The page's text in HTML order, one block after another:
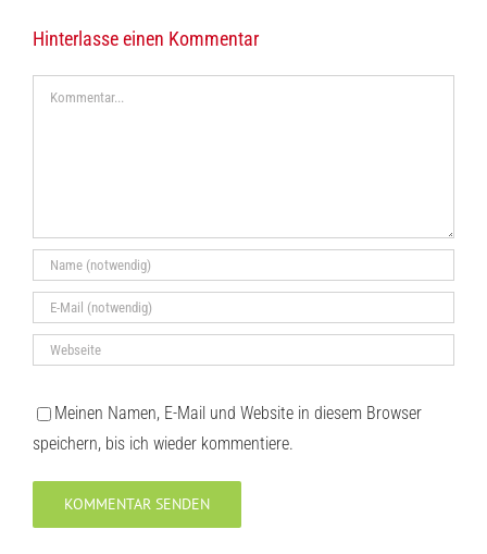
Hinterlasse einen Kommentar
Kommentar
Meinen Namen, E-Mail und Website in diesem Browser
speichern, bis ich wieder kommentiere.